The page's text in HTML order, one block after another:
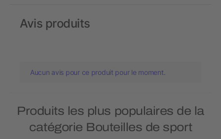
Avis produits
Aucun avis pour ce produit pour le moment.
Produits les plus populaires de la
catégorie Bouteilles de sport